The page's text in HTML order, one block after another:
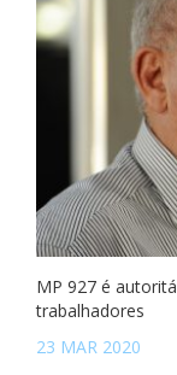
MP 927 é
trabalhadores
23 MAR 2020